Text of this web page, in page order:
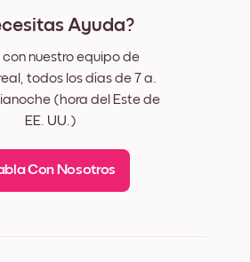
Ayuda?
nuestro equipo de
todos los días de 7 a.
(hora del Este de
EE. UU.)
Con Nosotros